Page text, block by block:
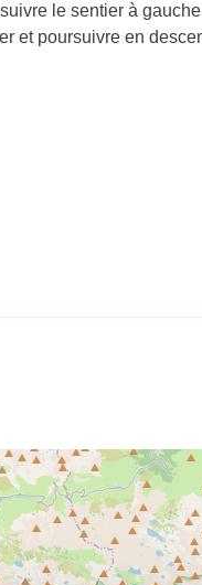
le sentier à
et poursuivre en